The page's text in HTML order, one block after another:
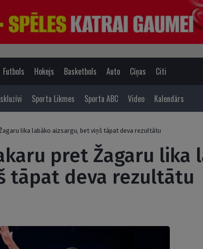
Futbols Hokejs Basketbols Auto Cīņas Citi
Sporta Likmes Sporta ABC Video Kalendārs
lika labāko aizsargu, bet viņš tāpat deva rezultātu
pret Žagaru lika
tāpat deva rezultātu